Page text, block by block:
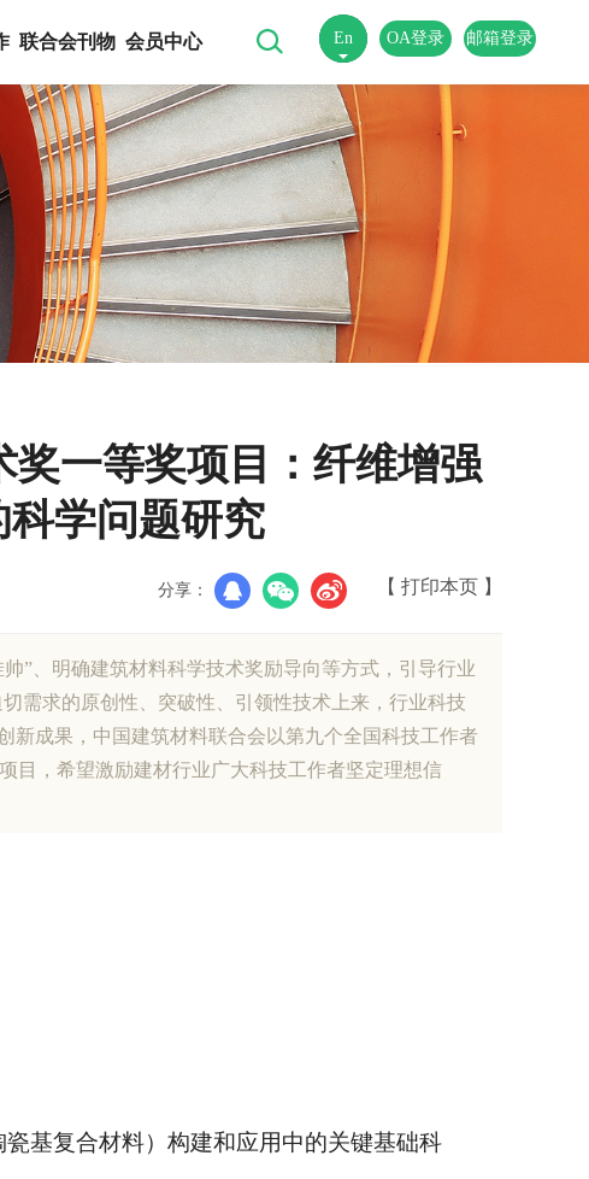
联合会刊物 会员中心 邮箱登录
OA登录
En
中
奖一等奖项目：纤维增强
学问题研究
【 打印本页 】
分享：
”、明确建筑材料科学技术奖励导向等方式，引导行业
需求的原创性、突破性、引领性技术上来，行业科技
新成果，中国建筑材料联合会以第九个全国科技工作者
目，希望激励建材行业广大科技工作者坚定理想信
基复合材料）构建和应用中的关键基础科